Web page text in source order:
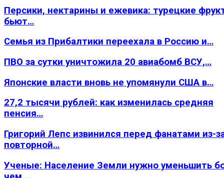
Персики, нектарины и ежевика: турецкие
бьют…
Семья из Прибалтики переехала в Россию и…
ПВО за сутки уничтожила 20 авиабомб ВСУ,…
Японские власти вновь не упомянули США в…
27,2 тысячи рублей: как изменилась средняя
пенсия…
Григорий Лепс извинился перед фанатами из-
повторной…
Ученые: Население Земли нужно уменьшить